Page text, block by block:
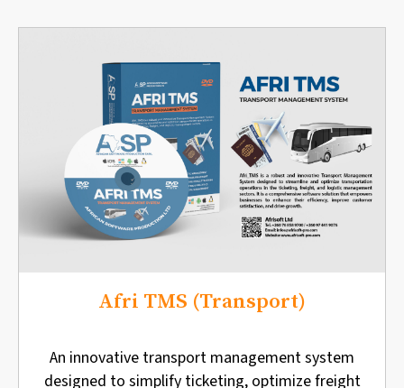
Afri TMS (Transport)
An innovative transport management system
designed to simplify ticketing, optimize freight